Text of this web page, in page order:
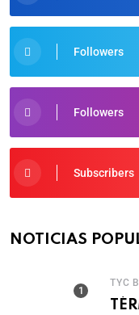
Followers
Followers
Subscribers
NOTICIAS
TYC